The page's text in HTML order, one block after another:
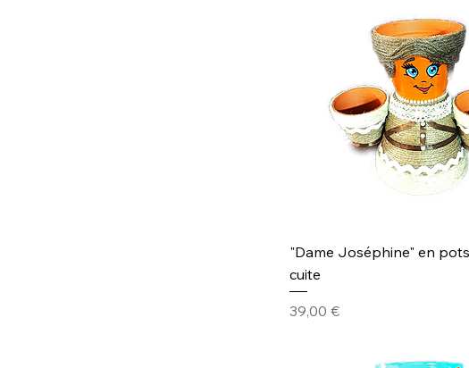
"Dame Joséphine" en
cuite
Prix
39,00 €